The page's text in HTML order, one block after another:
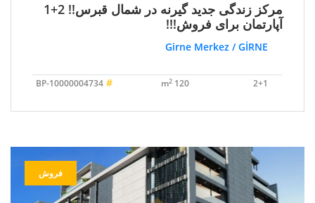
مرکز زندگی جدید گیرنه در شمال قبرس!! 2+1
آپارتمان برای فروش!!!
2+1
120 m
2
#
BP-10000004734
فروش